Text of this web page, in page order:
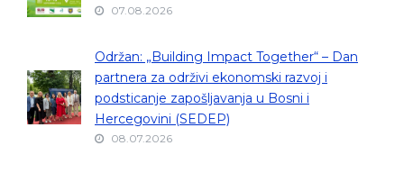
07.08.2026
Održan: „Building Impact Together“ – Dan
partnera za održivi ekonomski razvoj i
podsticanje zapošljavanja u Bosni i
Hercegovini (SEDEP)
08.07.2026